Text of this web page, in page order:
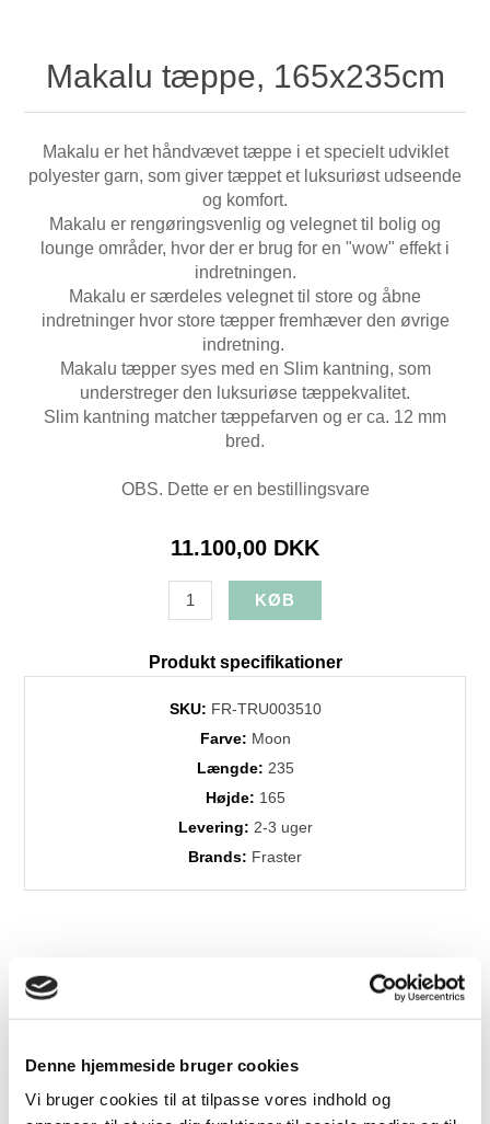
Denne hjemmeside bruger cookies
Vi bruger cookies til at tilpasse vores indhold og
Makalu tæppe, 165x235cm
Makalu er het håndvævet tæppe i et specielt udviklet
polyester garn, som giver tæppet et luksuriøst udseende
og komfort.
Makalu er rengøringsvenlig og velegnet til bolig og
lounge områder, hvor der er brug for en "wow" effekt i
indretningen.
Makalu er særdeles velegnet til store og åbne
indretninger hvor store tæpper fremhæver den øvrige
indretning.
Makalu tæpper syes med en Slim kantning, som
understreger den luksuriøse tæppekvalitet.
Slim kantning matcher tæppefarven og er ca. 12 mm
bred.
OBS. Dette er en bestillingsvare
11.100,00 DKK
Produkt specifikationer
SKU: FR-TRU003510
Farve: Moon
Længde: 235
Højde: 165
Levering: 2-3 uger
Brands: Fraster
Relaterede produkter
Varianter